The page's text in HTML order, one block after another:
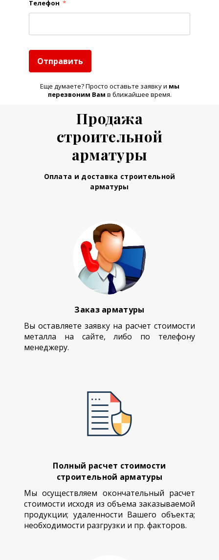
Телефон *
Отправить
Еще думаете? Просто оставьте заявку и мы
перезвоним Вам в ближайшее время.
Продажа
строительной
арматуры
Оплата и доставка строительной
арматуры
Заказ арматуры
Вы оставляете заявку на расчет стоимости
металла на сайте, либо по телефону
менеджеру.
Полный расчет стоимости
строительной арматуры
Мы осуществляем окончательный расчет
стоимости исходя из объема заказываемой
продукции; удаленности Вашего объекта;
необходимости разгрузки и пр. факторов.